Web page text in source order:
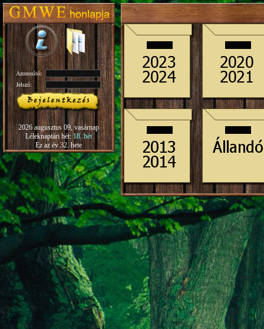
Azonosító:
Jelszó:
2026 augusztus 09, vasárnap
Léleknaptári hét:18. hét
Ez az év 32. hete